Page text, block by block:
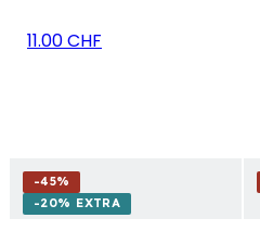
11.00 CHF
-45%
-20% EXTRA